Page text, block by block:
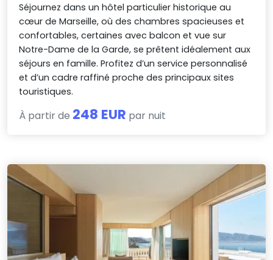
Séjournez dans un hôtel particulier historique au
cœur de Marseille, où des chambres spacieuses et
confortables, certaines avec balcon et vue sur
Notre-Dame de la Garde, se prêtent idéalement aux
séjours en famille. Profitez d’un service personnalisé
et d’un cadre raffiné proche des principaux sites
touristiques.
À partir de 248 EUR par nuit